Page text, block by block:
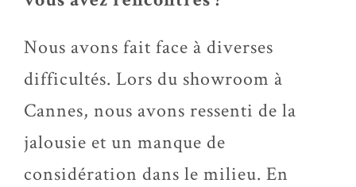
Nous avons fait face à diverses
difficultés. Lors du showroom à
Cannes, nous avons ressenti de la
jalousie et un manque de
considération dans le milieu. En